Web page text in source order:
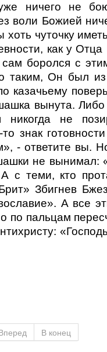
ничего не
воли Божией
чуточку
как у
боролся с
Он был
вынута.
не
знак
- ответите вы.
не вынимал:
теми, кто
Збигнев
А все
пальцам
В конец